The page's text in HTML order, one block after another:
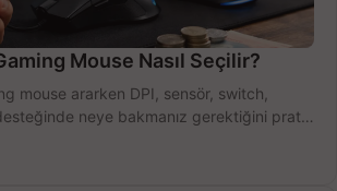
Mouse Nasıl Seçilir?
mouse ararken DPI, sensör, switch,
desteğinde neye bakmanız gerektiğini pratik